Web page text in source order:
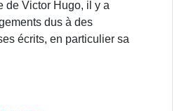
de Victor Hugo, il y a
dus à des
écrits, en particulier sa